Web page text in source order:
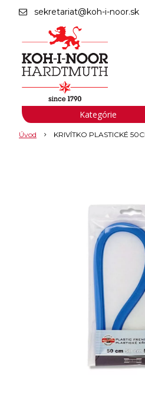
sekretariat@koh-i-noor.sk
Úvod KRIVÍTKO PLASTICKÉ
Kategórie